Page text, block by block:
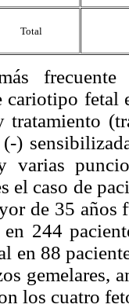
Total
cariotipo fetal
tratamiento
)
varias
el caso de
de 35
244
en 88
los cuatro